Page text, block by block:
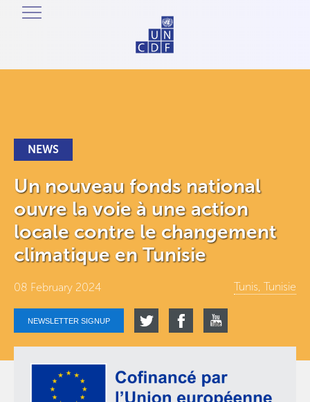
NEWS
Un nouveau fonds national
ouvre la voie à une action
locale contre le changement
climatique en Tunisie
08 February 2024 Tunis, Tunisie
NEWSLETTER SIGNUP